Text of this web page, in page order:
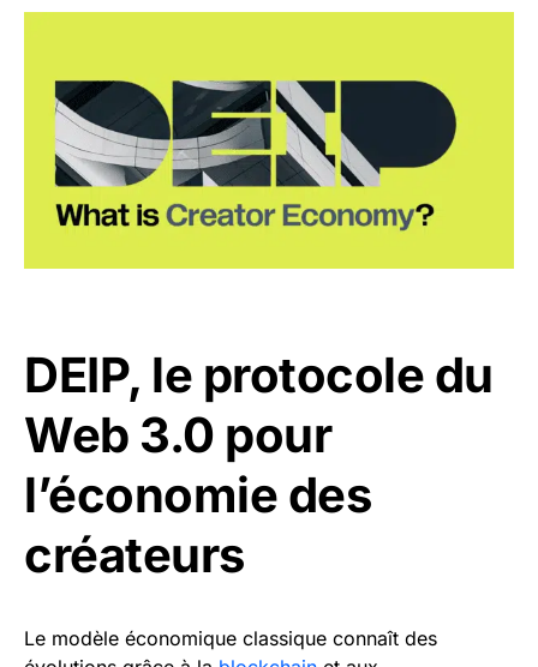
DEIP, le protocole du
Web 3.0 pour
l’économie des
créateurs
Le modèle économique classique connaît des